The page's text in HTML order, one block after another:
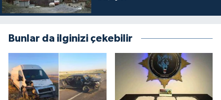
Bunlar da ilginizi çekebilir